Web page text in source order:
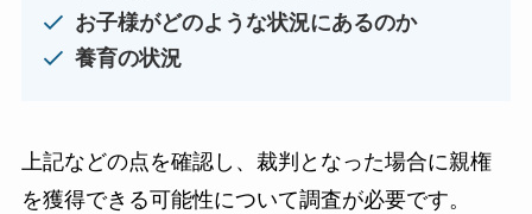
お子様がどのような状況にあるのか
養育の状況
上記などの点を確認し、裁判となった場合に親権
を獲得できる可能性について調査が必要です。